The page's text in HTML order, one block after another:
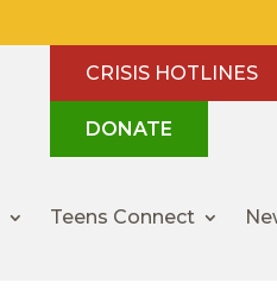
CRISIS HOTLINES
DONATE
Teens Connect